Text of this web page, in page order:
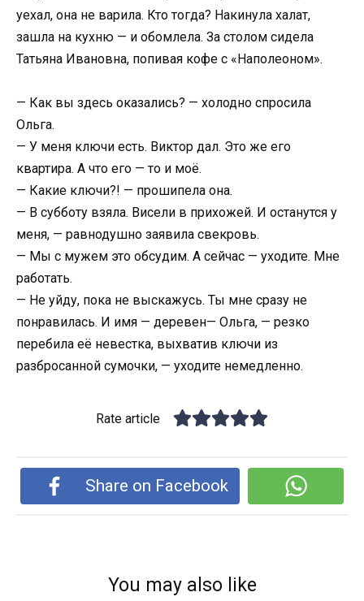
уехал, она не варила. Кто тогда? Накинула халат,
зашла на кухню — и обомлела. За столом сидела
Татьяна Ивановна, попивая кофе с «Наполеоном».
— Как вы здесь оказались? — холодно спросила
Ольга.
— У меня ключи есть. Виктор дал. Это же его
квартира. А что его — то и моё.
— Какие ключи?! — прошипела она.
— В субботу взяла. Висели в прихожей. И останутся у
меня, — равнодушно заявила свекровь.
— Мы с мужем это обсудим. А сейчас — уходите. Мне
работать.
— Не уйду, пока не выскажусь. Ты мне сразу не
понравилась. И имя — деревен— Ольга, — резко
перебила её невестка, выхватив ключи из
разбросанной сумочки, — уходите немедленно.
Rate article
Share on Facebook
You may also like